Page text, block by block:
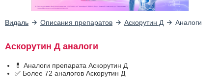
Видаль Описания препаратов Аскорутин Д Аналоги
Аскорутин Д аналоги
💊 Аналоги препарата Аскорутин Д
✅ Более 72 аналогов Аскорутин Д